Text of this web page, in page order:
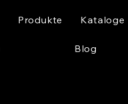
Produkte Kataloge
Blog